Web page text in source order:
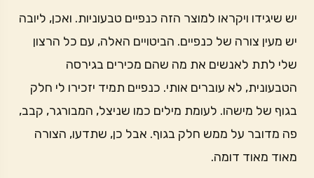
יש שיגידו ויקראו למוצר הזה כנפיים טבעוניות. ואכן, ליובה
יש מעין צורה של כנפיים. הביטויים האלה, עם כל הרצון
שלי לתת לאנשים את מה שהם מכירים בגירסה
הטבעונית, לא עוברים אותי. כנפיים תמיד יזכירו לי חלק
בגוף של מישהו. לעומת מילים כמו שניצל, המבורגר, קבב,
פה מדובר על ממש חלק בגוף. אבל כן, שתדעו, הצורה
מאוד מאוד דומה.